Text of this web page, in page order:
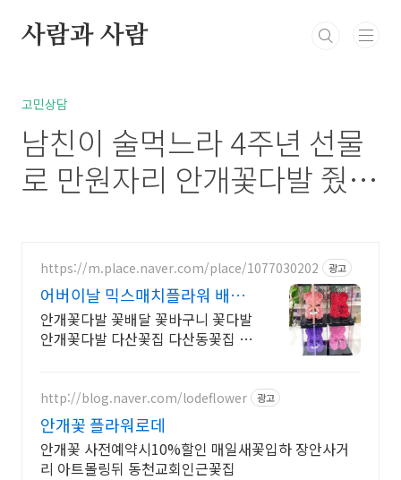
사람과 사람
북부정류장 레스카페
고민상담
남친이 술먹느라 4주년 선물
로 만원자리 안개꽃다발 줬어
https://m.place.naver.com/place/1077030202 광고
어버이날 믹스매치플라워 배달
24시꽃집 생화 꽃자판기
안개꽃다발 꽃배달 꽃바구니 꽃다발
안개꽃다발 다산꽃집 다산동꽃집 갈
http://blog.naver.com/lodeflower 광고
안개꽃 플라워로데
안개꽃 사전예약시10%할인 매일새꽃입하 장안사거
리 아트몰링뒤 동천교회인근꽃집